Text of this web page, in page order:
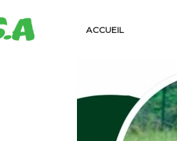
ACCUEIL